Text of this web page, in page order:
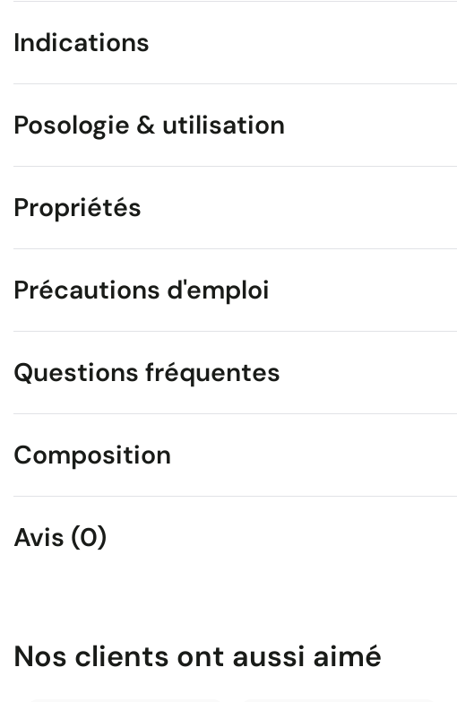
Indications
Posologie & utilisation
Propriétés
Précautions d'emploi
Questions fréquentes
Composition
Avis (0)
Nos clients ont aussi aimé